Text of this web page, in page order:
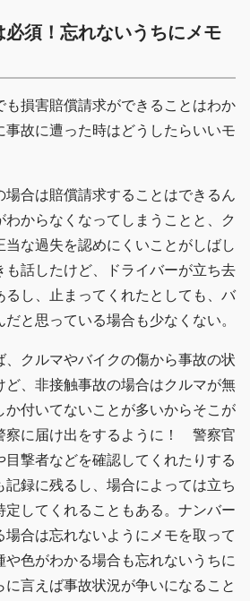
須！忘れないうちにメモ
損害賠償請求ができることはわか
事故に遭った時はどうしたらいいモ
合は賠償請求することはできるん
わからなくなってしまうことと、ク
当な過失を認めにくいことがしばし
も話したけど、ドライバーが立ち去
るし、止まってくれたとしても、バ
と思っている場合も少なくない。
クルマやバイクの傷から事故の状
ど、非接触事故の場合はクルマが無
か付いてないことが多いからそこが
察に届け出をするように！ 警察官
目撃者などを確認してくれたりする
録に残るし、場合によっては立ち
定してくれることもある。ナンバー
場合は忘れないようにメモを取って
や色がわかる場合も忘れないうちに
言えば事故状況が争いになること